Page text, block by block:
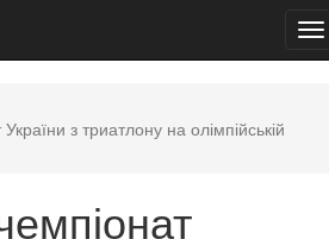
з триатлону на олімпійській